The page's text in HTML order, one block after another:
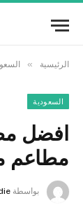
الرئيسية »
السعودية
افضل
مطاعم
بواسطة
daily.
are not